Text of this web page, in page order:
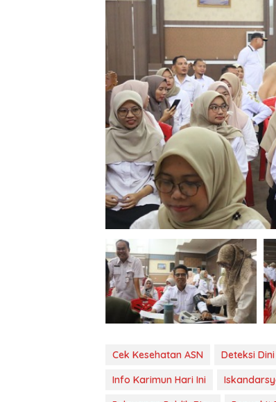
Cek Kesehatan ASN Deteksi
Info Karimun Hari Ini